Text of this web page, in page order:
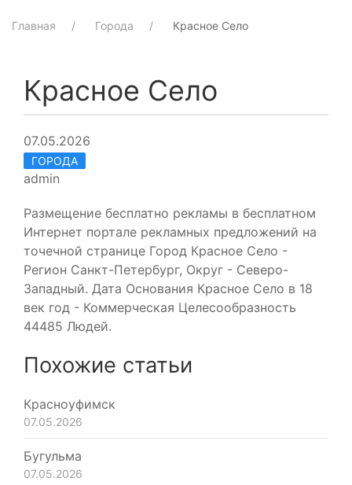
Главная Города Красное Село
Красное Село
07.05.2026
ГОРОДА
admin
Размещение бесплатно рекламы в бесплатном
Интернет портале рекламных предложений на
точечной странице Город Красное Село -
Регион Санкт-Петербург, Округ - Северо-
Западный. Дата Основания Красное Село в 18
век год - Коммерческая Целесообразность
44485 Людей.
Похожие статьи
Красноуфимск
07.05.2026
Бугульма
07.05.2026